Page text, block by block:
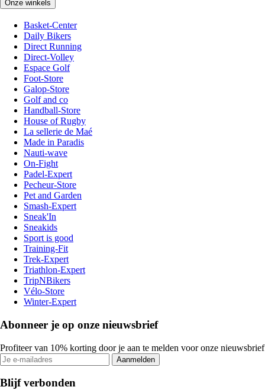
Onze winkels
Basket-Center
Daily Bikers
Direct Running
Direct-Volley
Espace Golf
Foot-Store
Galop-Store
Golf and co
Handball-Store
House of Rugby
La sellerie de Maé
Made in Paradis
Nauti-wave
On-Fight
Padel-Expert
Pecheur-Store
Pet and Garden
Smash-Expert
Sneak'In
Sneakids
Sport is good
Training-Fit
Trek-Expert
Triathlon-Expert
TripNBikers
Vélo-Store
Winter-Expert
Abonneer je op onze nieuwsbrief
Profiteer van 10% korting door je aan te melden voor onze nieuwsbrief
Aanmelden
Blijf verbonden